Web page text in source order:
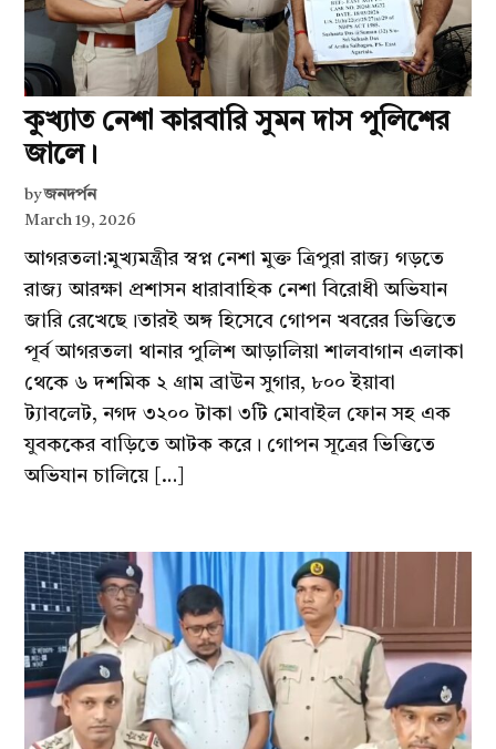
কুখ্যাত নেশা কারবারি সুমন দাস পুলিশের
জালে।
by জনদর্পন
March 19, 2026
আগরতলা:মুখ্যমন্ত্রীর স্বপ্ন নেশা মুক্ত ত্রিপুরা রাজ্য গড়তে
রাজ্য আরক্ষা প্রশাসন ধারাবাহিক নেশা বিরোধী অভিযান
জারি রেখেছে।তারই অঙ্গ হিসেবে গোপন খবরের ভিত্তিতে
পূর্ব আগরতলা থানার পুলিশ আড়ালিয়া শালবাগান এলাকা
থেকে ৬ দশমিক ২ গ্রাম ব্রাউন সুগার, ৮০০ ইয়াবা
ট্যাবলেট, নগদ ৩২০০ টাকা ৩টি মোবাইল ফোন সহ এক
যুবককের বাড়িতে আটক করে। গোপন সূত্রের ভিত্তিতে
অভিযান চালিয়ে […]